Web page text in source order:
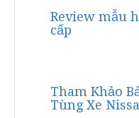
Review mẫu
cấp
Tham Khảo
Tùng Xe